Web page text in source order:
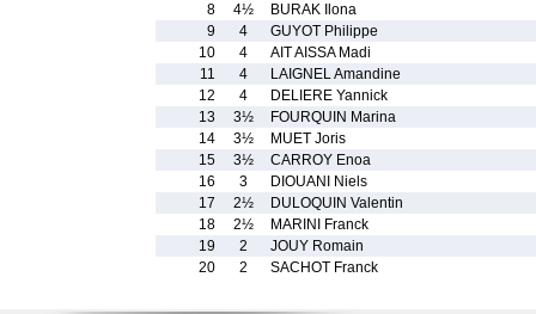
8
4½
BURAK Ilona
9
4
GUYOT Philippe
10
4
AIT AISSA Madi
11
4
LAIGNEL Amandine
12
4
DELIERE Yannick
13
3½
FOURQUIN Marina
14
3½
MUET Joris
15
3½
CARROY Enoa
16
3
DIOUANI Niels
17
2½
DULOQUIN Valentin
18
2½
MARINI Franck
19
2
JOUY Romain
20
2 SACHOT Franck